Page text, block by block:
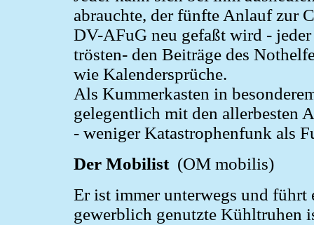
abrauchte, der fünfte Anlauf zur
DV-AFuG neu gefaßt wird -
trösten- den Beiträge des
wie Kalendersprüche.
Als Kummerkasten in
gelegentlich mit den allerbesten
- weniger Katastrophenfunk als
Der Mobilist (OM mobilis)
Er ist immer unterwegs und
gewerblich genutzte Kühltruhen